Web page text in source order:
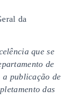
da
que se
de
a publicação de
das